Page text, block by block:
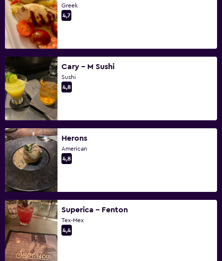
Greek
4,7
Cary - M Sushi
Sushi
4,8
Herons
American
4,8
Superica - Fenton
Tex-Mex
4,4